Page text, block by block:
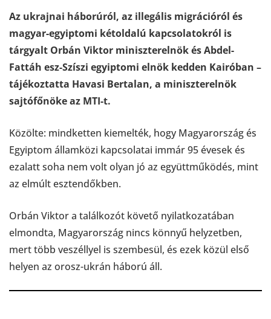
Az ukrajnai háborúról, az illegális migrációról és
magyar-egyiptomi kétoldalú kapcsolatokról is
tárgyalt Orbán Viktor miniszterelnök és Abdel-
Fattáh esz-Szíszi egyiptomi elnök kedden Kairóban –
tájékoztatta Havasi Bertalan, a miniszterelnök
sajtófőnöke az MTI-t.
Közölte: mindketten kiemelték, hogy Magyarország és
Egyiptom államközi kapcsolatai immár 95 évesek és
ezalatt soha nem volt olyan jó az együttműködés, mint
az elmúlt esztendőkben.
Orbán Viktor a találkozót követő nyilatkozatában
elmondta, Magyarország nincs könnyű helyzetben,
mert több veszéllyel is szembesül, és ezek közül első
helyen az orosz-ukrán háború áll.